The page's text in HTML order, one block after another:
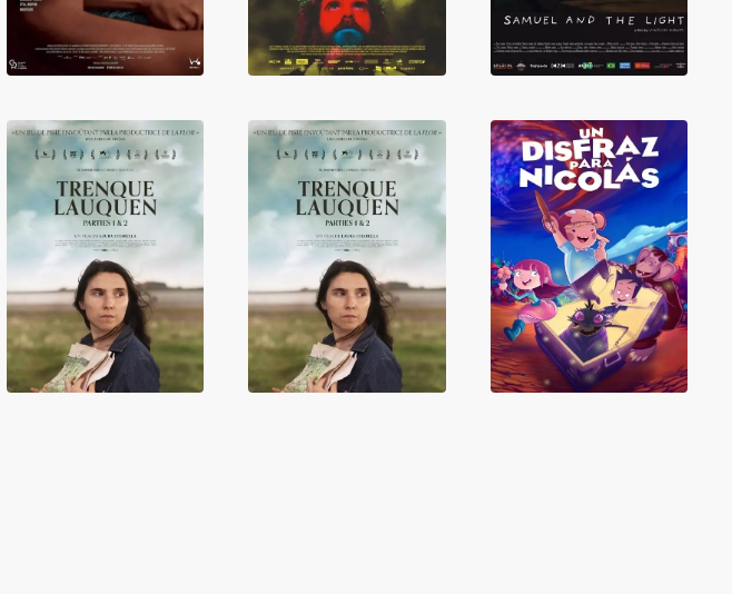
Trenque Lauquen
- Partie 1
Trenque Lauquen
- Partie 2
Un costume
pour Nicolas